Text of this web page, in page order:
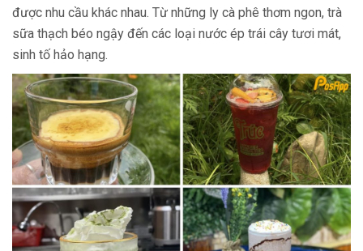
được nhu cầu khác nhau. Từ những ly cà phê thơm ngon, trà
sữa thạch béo ngậy đến các loại nước ép trái cây tươi mát,
sinh tố hảo hạng.